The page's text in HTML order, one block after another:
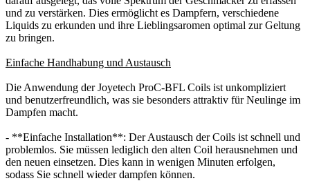
und zu verstärken. Dies ermöglicht es Dampfern, verschiedene
Liquids zu erkunden und ihre Lieblingsaromen optimal zur Geltung
zu bringen.
Einfache Handhabung und Austausch
Die Anwendung der Joyetech ProC-BFL Coils ist unkompliziert
und benutzerfreundlich, was sie besonders attraktiv für Neulinge im
Dampfen macht.
- **Einfache Installation**: Der Austausch der Coils ist schnell und
problemlos. Sie müssen lediglich den alten Coil herausnehmen und
den neuen einsetzen. Dies kann in wenigen Minuten erfolgen,
sodass Sie schnell wieder dampfen können.